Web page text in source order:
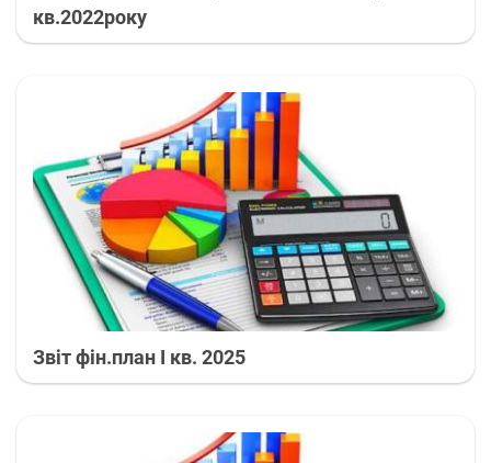
кв.2022року
Звіт фін.план І кв. 2025